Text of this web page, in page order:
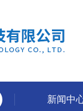
新闻中